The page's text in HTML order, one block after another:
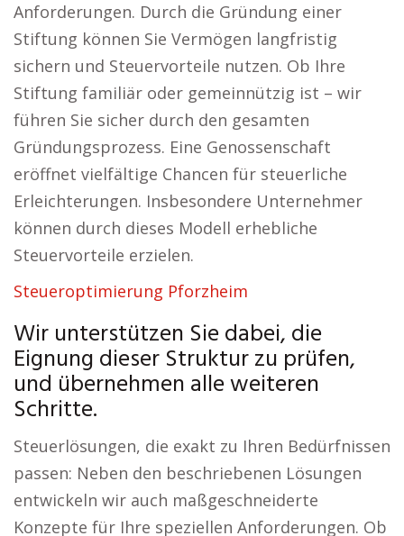
Anforderungen. Durch die Gründung einer
Stiftung können Sie Vermögen langfristig
sichern und Steuervorteile nutzen. Ob Ihre
Stiftung familiär oder gemeinnützig ist – wir
führen Sie sicher durch den gesamten
Gründungsprozess. Eine Genossenschaft
eröffnet vielfältige Chancen für steuerliche
Erleichterungen. Insbesondere Unternehmer
können durch dieses Modell erhebliche
Steuervorteile erzielen.
Steueroptimierung Pforzheim
Wir unterstützen Sie dabei, die
Eignung dieser Struktur zu prüfen,
und übernehmen alle weiteren
Schritte.
Steuerlösungen, die exakt zu Ihren Bedürfnissen
passen: Neben den beschriebenen Lösungen
entwickeln wir auch maßgeschneiderte
Konzepte für Ihre speziellen Anforderungen. Ob